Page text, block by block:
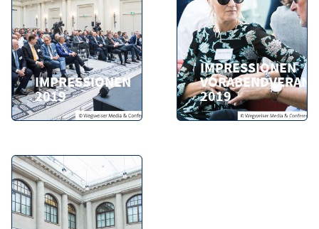
IMPRESSIONEN
2019
IMPRESSIONEN
2019